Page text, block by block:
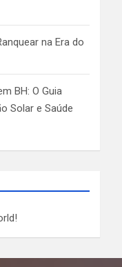
na Era do
BH: O Guia
Solar e Saúde